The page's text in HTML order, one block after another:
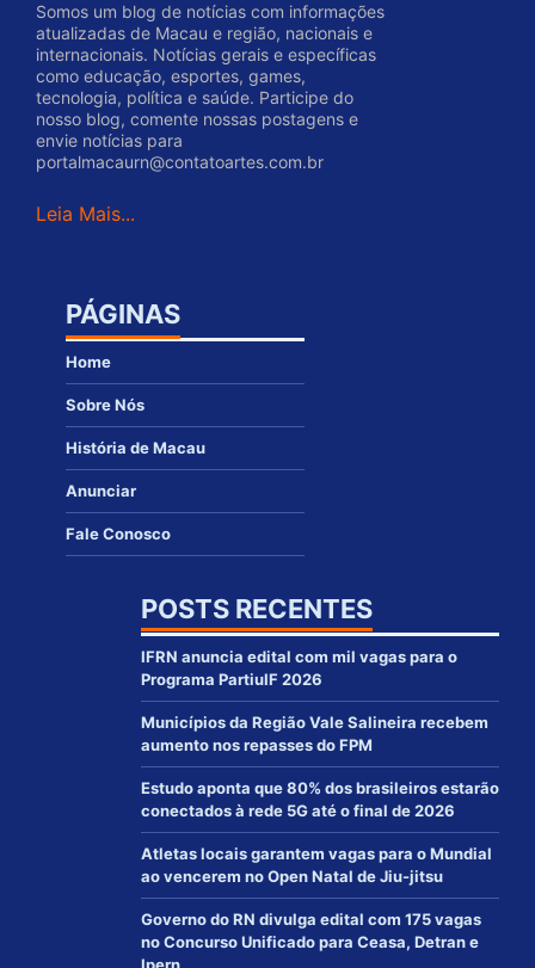
Somos um blog de notícias com informações
atualizadas de Macau e região, nacionais e
internacionais. Notícias gerais e específicas
como educação, esportes, games,
tecnologia, política e saúde. Participe do
nosso blog, comente nossas postagens e
envie notícias para
portalmacaurn@contatoartes.com.br
Leia Mais...
PÁGINAS
Home
Sobre Nós
História de Macau
Anunciar
Fale Conosco
POSTS RECENTES
IFRN anuncia edital com mil vagas para o
Programa PartiuIF 2026
Municípios da Região Vale Salineira recebem
aumento nos repasses do FPM
Estudo aponta que 80% dos brasileiros estarão
conectados à rede 5G até o final de 2026
Atletas locais garantem vagas para o Mundial
ao vencerem no Open Natal de Jiu-jitsu
Governo do RN divulga edital com 175 vagas
no Concurso Unificado para Ceasa, Detran e